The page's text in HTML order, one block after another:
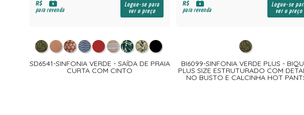
R$
para revenda
Logue-se para
ver o preço
SD6541-SINFONIA VERDE - SAÍDA DE PRAIA
CURTA COM CINTO
R$
para revenda
Logue-se
ver o preço
BI6099-SINFONIA VERDE PLUS -
PLUS SIZE ESTRUTURADO COM
NO BUSTO E CALCINHA HOT